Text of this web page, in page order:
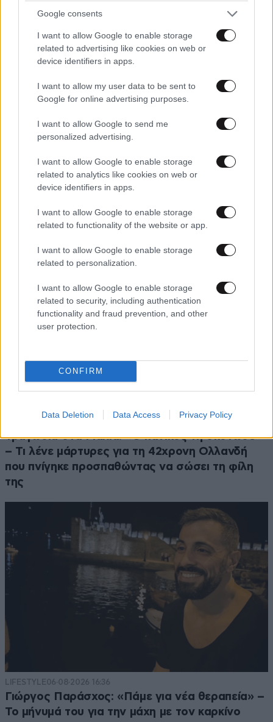
Google consents
I want to allow Google to enable storage
related to advertising like cookies on web or
device identifiers in apps.
I want to allow my user data to be sent to
Google for online advertising purposes.
I want to allow Google to send me
personalized advertising.
I want to allow Google to enable storage
related to analytics like cookies on web or
device identifiers in apps.
I want to allow Google to enable storage
related to functionality of the website or app.
I want to allow Google to enable storage
related to personalization.
I want to allow Google to enable storage
related to security, including authentication
functionality and fraud prevention, and other
user protection.
CONFIRM
Data Deletion Data Access Privacy Policy
LIFESTYLE06·08·2026 12:46
Μαρία Κορινθίου: «Είμαι πιο ευτυχισμένη από
ποτέ – Ναι, έχω πατήσει φρένο»
Τραγωδία στα Μάλια: «Ο πανικός τη σκότωσε»
– Τι λένε μάρτυρες για τη 42χρονη Ολλανδή
που πνίγηκε προσπαθώντας να σώσει τη φίλη
της
LIFESTYLE06·08·2026 16:36
Γιώργος Παράσχος: «Πάμε για νέα θεραπεία» –
Το μήνυμά του για την μάχη με τον καρκίνο